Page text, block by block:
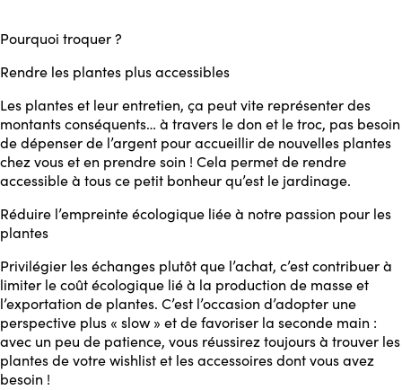
Pourquoi troquer ?
Rendre les plantes plus accessibles
Les plantes et leur entretien, ça peut vite représenter des
montants conséquents… à travers le don et le troc, pas besoin
de dépenser de l’argent pour accueillir de nouvelles plantes
chez vous et en prendre soin ! Cela permet de rendre
accessible à tous ce petit bonheur qu’est le jardinage.
Réduire l’empreinte écologique liée à notre passion pour les
plantes
Privilégier les échanges plutôt que l’achat, c’est contribuer à
limiter le coût écologique lié à la production de masse et
l’exportation de plantes. C’est l’occasion d’adopter une
perspective plus « slow » et de favoriser la seconde main :
avec un peu de patience, vous réussirez toujours à trouver les
plantes de votre wishlist et les accessoires dont vous avez
besoin !